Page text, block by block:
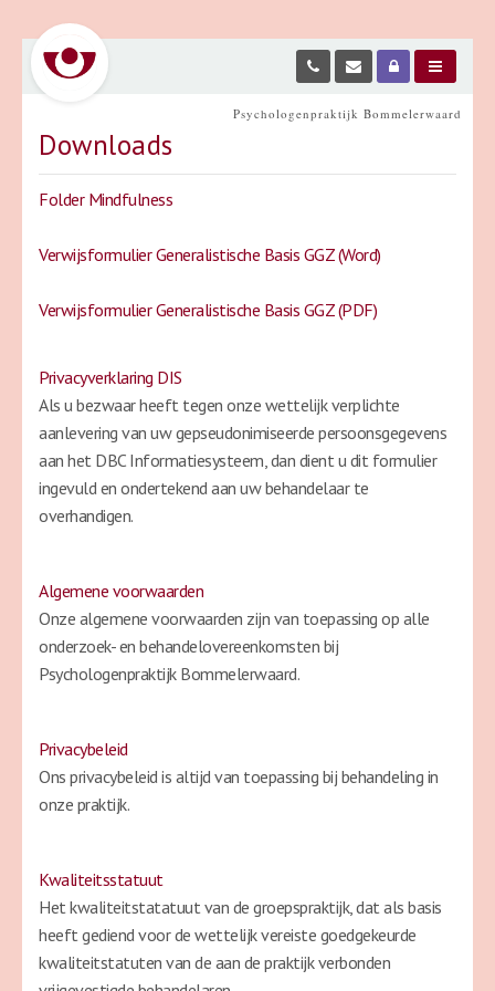
Psychologenpraktijk Bommelerwaard
Downloads
Folder Mindfulness
Verwijsformulier Generalistische Basis GGZ (Word)
Verwijsformulier Generalistische Basis GGZ (PDF)
Privacyverklaring DIS
Als u bezwaar heeft tegen onze wettelijk verplichte
aanlevering van uw gepseudonimiseerde persoonsgegevens
aan het DBC Informatiesysteem, dan dient u dit formulier
ingevuld en ondertekend aan uw behandelaar te
overhandigen.
Algemene voorwaarden
Onze algemene voorwaarden zijn van toepassing op alle
onderzoek- en behandelovereenkomsten bij
Psychologenpraktijk Bommelerwaard.
Privacybeleid
Ons privacybeleid is altijd van toepassing bij behandeling in
onze praktijk.
Kwaliteitsstatuut
Het kwaliteitstatatuut van de groepspraktijk, dat als basis
heeft gediend voor de wettelijk vereiste goedgekeurde
kwaliteitstatuten van de aan de praktijk verbonden